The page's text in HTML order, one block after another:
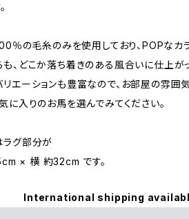
％の毛糸のみを使用しており、POPなカ
も、どこか落ち着きのある風合いに仕上がっ
リエーションも豊富なので、お部屋の雰囲
に入りのお馬を選んでみてください。
ラグ部分が
× 横 約32cm です。
International shipping